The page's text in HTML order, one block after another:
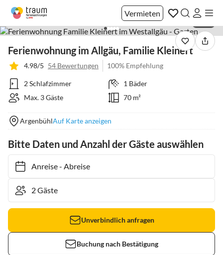
Vermieten
Ferienwohnung im Allgäu, Familie Kleinert
4.98/5 54 Bewertungen 100% Empfehlung
2 Schlafzimmer
1 Bäder
Max. 3 Gäste
70 m²
ArgenbühlAuf Karte anzeigen
Bitte Daten und Anzahl der Gäste auswählen
Anreise- Abreise
Unverbindlich anfragen
Buchung nach Bestätigung